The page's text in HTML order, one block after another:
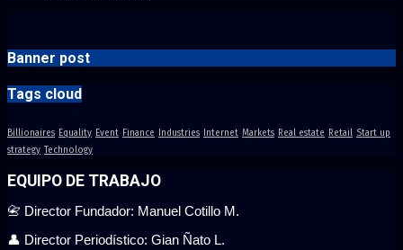
Banner post
Tags cloud
Billionaires Equality Event Finance Industries Internet Markets Real estate Retail Start up
strategy Technology
EQUIPO DE TRABAJO
📇 Director Fundador: Manuel Cotillo M.
👤 Director Periodístico: Gian Ñato L.